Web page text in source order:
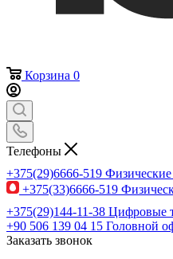
Корзина 0
Телефоны
+375(29)6666-519
+375(33)6666-519
+375(29)144-11-38 Цифровые
+90 506 139 04 15 Головной
Заказать звонок